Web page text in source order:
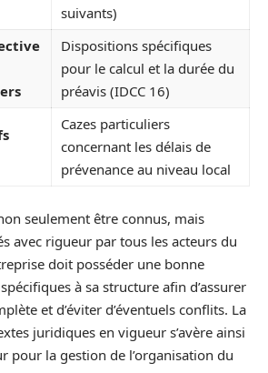
suivants)
Dispositions spécifiques
pour le calcul et la durée du
préavis (IDCC 16)
Cazes particuliers
concernant les délais de
prévenance au niveau local
seulement être connus, mais
avec rigueur par tous les acteurs du
doit posséder une bonne
à sa structure afin d’assurer
et d’éviter d’éventuels conflits. La
juridiques en vigueur s’avère ainsi
pour la gestion de l’organisation du